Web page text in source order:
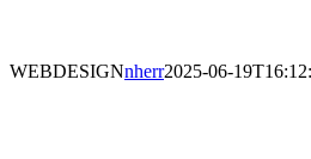
WEBDESIGNnherr2025-06-